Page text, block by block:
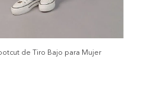
de Tiro Bajo para Mujer